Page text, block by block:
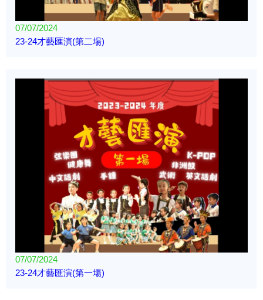
07/07/2024
23-24才藝匯演(第二場)
07/07/2024
23-24才藝匯演(第一場)